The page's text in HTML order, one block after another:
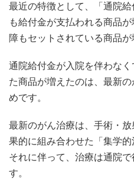
最近の特徴として、「通院
も給付金が支払われる商品
障もセットされている商品が
通院給付金が入院を伴わな
た商品が増えたのは、最新
めです。
最新のがん治療は、手術・
果的に組み合わせた「集学的
それに伴って、治療は通院
す。